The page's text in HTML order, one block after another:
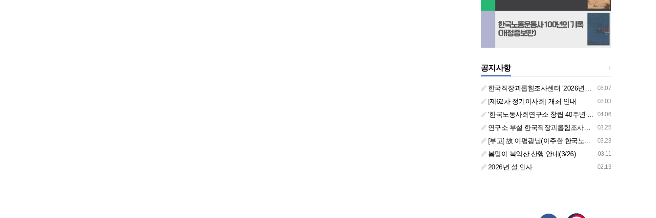
+
공지사항
08.07
한국직장괴롭힘조사센터 '2026년도 하반기 주요 사업 안내' (교육/컨설팅)
08.03
[제62차 정기이사회] 개최 안내
04.06
'한국노동사회연구소 창립 40주년 기념 행사 안내'
03.25
연구소 부설 한국직장괴롭힘조사센터 '2026년도 주요 사업 안내' (교육/컨설팅)
03.23
[부고] 故 이평광님(이주환 한국노동사회연구소 부소장 부친상)
03.11
봄맞이 북악산 산행 안내(3/26)
02.13
2026년 설 인사